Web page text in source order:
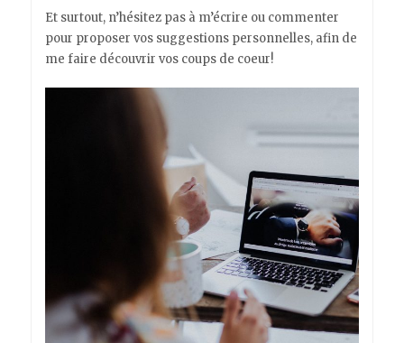
Et surtout, n’hésitez pas à m’écrire ou commenter
pour proposer vos suggestions personnelles, afin de
me faire découvrir vos coups de coeur!